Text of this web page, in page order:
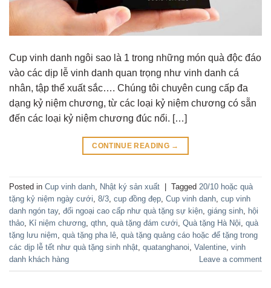
Cup vinh danh ngôi sao là 1 trong những món quà độc đáo
vào các dịp lễ vinh danh quan trọng như vinh danh cá
nhân, tập thể xuất sắc…. Chúng tôi chuyên cung cấp đa
dạng kỷ niệm chương, từ các loại kỷ niệm chương có sẵn
đến các loại kỷ niệm chương đúc nổi. […]
CONTINUE READING →
Posted in Cup vinh danh Nhật ký sản xuất Tagged 20/10 hoặc quà
tặng kỷ niệm ngày cưới 8/3 cup đồng đẹp Cup vinh danh cup vinh
danh ngón tay, đối ngoại cao cấp như quà tặng sự kiện giáng sinh
hội
thảo
Kỉ niệm chương qthn quà tặng đám cưới Quà tặng Hà Nội quà
tặng lưu niệm quà tặng pha lê quà tặng quảng cáo hoặc để tặng trong
các dịp lễ tết như quà tặng sinh nhật quatanghanoi Valentine vinh
danh khách hàng
Leave a comment